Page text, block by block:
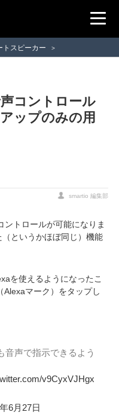
トスピーカー >
コントロール
ップのみの用
smartio 編集部
ントロールが可能になりま
というかほぼ同じ）機能
を使えるようになったこ
Alexaマーク）をタップし
音声で指示できるよう
v9CyxVJHgx
6月27日